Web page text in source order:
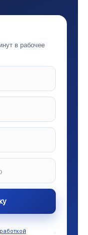
в рабочее
.